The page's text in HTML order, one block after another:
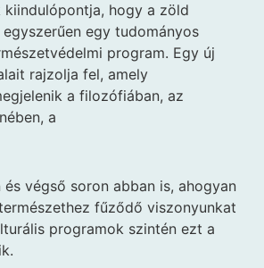
kiindulópontja, hogy a zöld
egy tudományos
program. Egy új
rajzolja fel, amely
a filozófiában, az
a
végső soron abban is, ahogyan
fűződő viszonyunkat
programok szintén ezt a